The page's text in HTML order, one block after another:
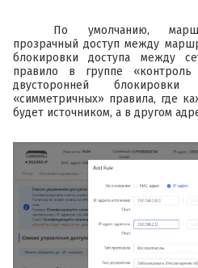
По умолчанию,
прозрачный доступ между
блокировки доступа между
правило в группе
двусторонней
«симметричных» правила, где
будет источником, а в другом